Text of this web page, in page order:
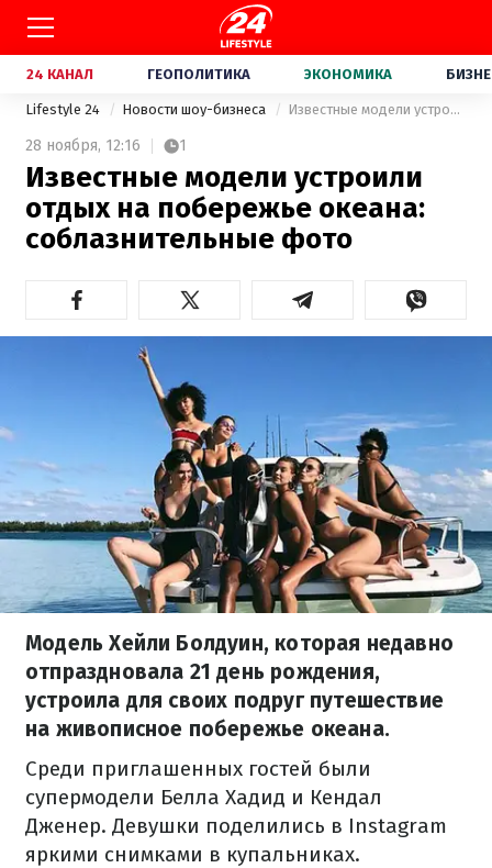
24 КАНАЛ ГЕОПОЛИТИКА ЭКОНОМИКА
Lifestyle 24 Новости шоу-бизнеса Известные модели устроили отдых на побережье океана: соблазнительные фото
28 ноября, 12:16 1
Известные модели устроили
отдых на побережье океана:
соблазнительные фото
Модель Хейли Болдуин, которая недавно
отпраздновала 21 день рождения,
устроила для своих подруг путешествие
на живописное побережье океана.
Среди приглашенных гостей были
супермодели Белла Хадид и Кендал
Дженер. Девушки поделились в Instagram
яркими снимками в купальниках.